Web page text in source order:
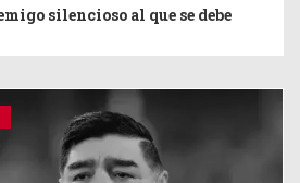
silencioso al que se debe